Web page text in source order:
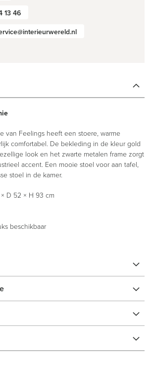
13 46
van Feelings heeft een stoere, warme
comfortabel. De bekleding in de kleur gold
look en het zwarte metalen frame zorgt
accent. Een mooie stoel voor aan tafel,
stoel in de kamer.
D 52 × H 93 cm
beschikbaar